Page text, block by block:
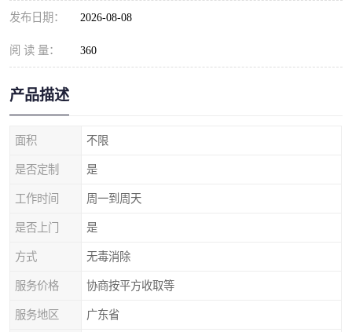
发布日期： 2026-08-08
阅 读 量： 360
产品描述
面积 不限
是否定制 是
工作时间 周一到周天
是否上门 是
方式 无毒消除
服务价格 协商按平方收取等
服务地区 广东省